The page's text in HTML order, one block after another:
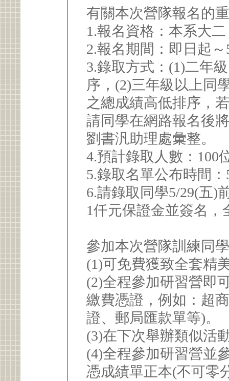
有關本次營隊報名的
1.報名資格：本系大
2.報名期間：即日起
3.錄取方式：(1)二年
序，(2)三年級以上同
之總成績高低排序，
請同學在網路報名後
劉書汎助理處彙整。
4.預計錄取人數：100
5.錄取名單公布時間
6.請錄取同學5/29(五)
1仟元保證金並簽名
參加本次營隊訓練同
(1)可免費獲致全套精
(2)全程參加研習營即
繳費憑證，例如：超
證、郵局匯款單等)。
(3)在下次舉辦類似活
(4)全程參加研習營並
憑成績單正本(不可零